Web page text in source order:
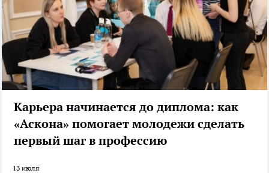
Карьера начинается до диплома: как
«Аскона» помогает молодежи сделать
первый шаг в профессию
13 июля